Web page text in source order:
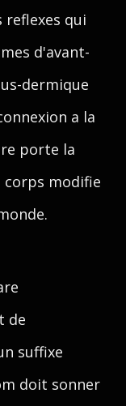
reflexes qui
d'avant-
dermique
a la
porte la
corps modifie
de
suffixe
doit sonner